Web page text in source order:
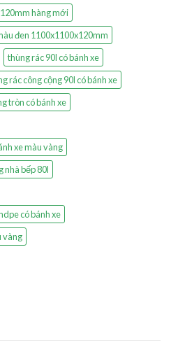
hàng mới
đen 1100x1100x120mm
thùng rác 90l có bánh xe
rác công cộng 90l có bánh xe
tròn có bánh xe
xe màu vàng
nhà bếp 80l
có bánh xe
vàng